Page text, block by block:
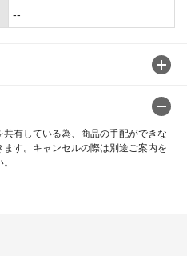
有している為、商品の手配ができな
す。キャンセルの際は別途ご案内を
--